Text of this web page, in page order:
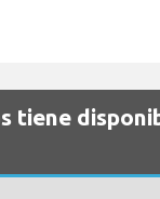
tiene